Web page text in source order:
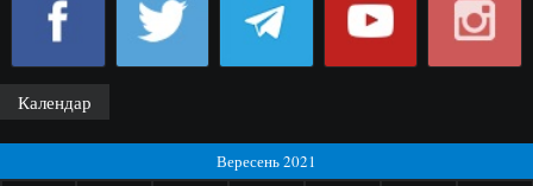
Календар
Вересень 2021